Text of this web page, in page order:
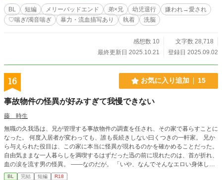
って流血する描写が少しあります。 ・受けが幼児退行と同等の状態になりま
す。 ・受けの性格が悪く、改心しません。 ・前編の前半部分以降受けが正気を
失った状態のままラストまで進行するため、以降攻め視点で進行します。 ・受
ら全てあくまでセレスの妄想です。 作者側が意図してアスランの真意や本来の
性格を表現する方法として書いているわけではありません。 アスランは父の影
響で歪んだわけでも才能を持っているせいで傲慢なわけでもなく、多少弟達に構
われたいという気持ちはありましたがその欲求は見下すという関わり方でも解消
できるほど小さいもので、ただ性格が悪く自己中なキャラクターとして制作して
います。セレスの頭を撫でた理由は、単に意識が朦朧としているのでただ言われ
たこと(褒めてほしい)を何も考えず実行しただけです。プライドが消失している
状態なので、生存本能でセレスの機嫌をとっています。
BL 短編 メリーバッドエンド 弟×兄 幼児退行
嫌われ→愛され
♡喘ぎ/濁音喘ぎ
暴力・流血描写あり 執着 洗脳
感想数 10
文字数 28,718
最終更新日 2025.10.21
登録日 2025.09.02
16 お気に入り追加 15
事故物件の怪異が好みすぎて我慢できない
藤 時生
無職の久我迅は、兄が管理する事故物件の調査を任され、その家で暮らすことに
なった。 何度入居者が変わっても、誰も長続きしない曰くつきの一軒家。 兄か
ら与えられた役目は、この家に本当に怪異が現れるのかを確かめることだった。
自由気ままな一人暮らしを満喫するはずだった迅の前に現れたのは、首が折れ、
血の涙を流す男の怪異。 ――なのだが。 「いや、なんでそんなエロい身体して
んだよ……」 高い身長、分厚い胸板、どっしりとした腰、豊かな尻に逞しい
BL 完結 短編 R18